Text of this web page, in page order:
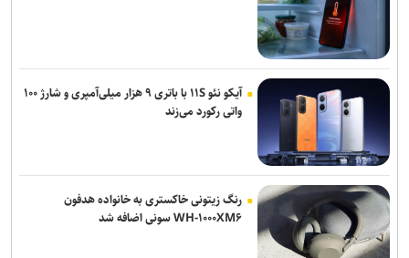
آیکو نئو ۱۱S با باتری ۹ هزار میلی‌آمپری و شارژ ۱۰۰
واتی رکورد می‌زند
رنگ زیتونی خاکستری به خانواده هدفون
WH-۱۰۰۰XM۶ سونی اضافه شد